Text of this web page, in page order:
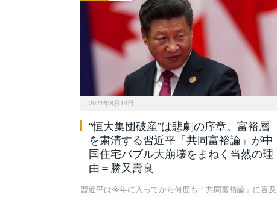
2021年9月14日
“恒大集団破産”は悲劇の序章。富裕層
を粛清する習近平「共同富裕論」が中
国住宅バブル大崩壊をまねく当然の理
由＝勝又壽良
習近平は今年に入ってから何度も「共同富裕論」に言及